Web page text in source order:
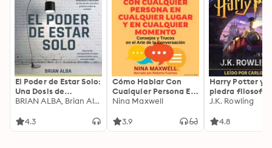
El Poder de Estar Solo:
Una Dosis de
Motivación
Ideas Revolucionarias
BRIAN ALBA, Brian Alba
4.3
Cómo Hablar Con
Cualquier Persona En
Cualquier Lugar Y En
Nina Maxwell
3.9
Harry Potter y
piedra filosofal
J.K. Rowling
4.8